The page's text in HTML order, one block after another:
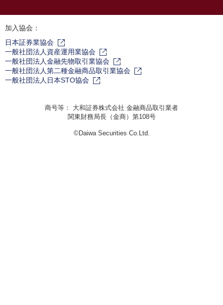
加入協会：
日本証券業協会
一般社団法人資産運用業協会
一般社団法人金融先物取引業協会
一般社団法人第二種金融商品取引業協会
一般社団法人日本STO協会
商号等： 大和証券株式会社 金融商品取引業者
関東財務局長（金商）第108号
©Daiwa Securities Co.Ltd.